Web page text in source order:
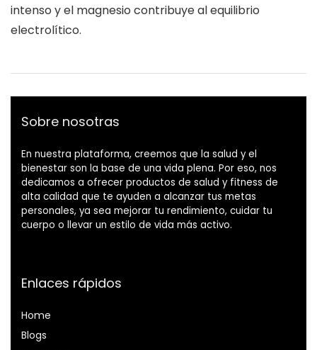
intenso y el magnesio contribuye al equilibrio
electrolítico.
Sobre nosotras
En nuestra plataforma, creemos que la salud y el
bienestar son la base de una vida plena. Por eso, nos
dedicamos a ofrecer productos de salud y fitness de
alta calidad que te ayuden a alcanzar tus metas
personales, ya sea mejorar tu rendimiento, cuidar tu
cuerpo o llevar un estilo de vida más activo.
Enlaces rápidos
Home
Blogs